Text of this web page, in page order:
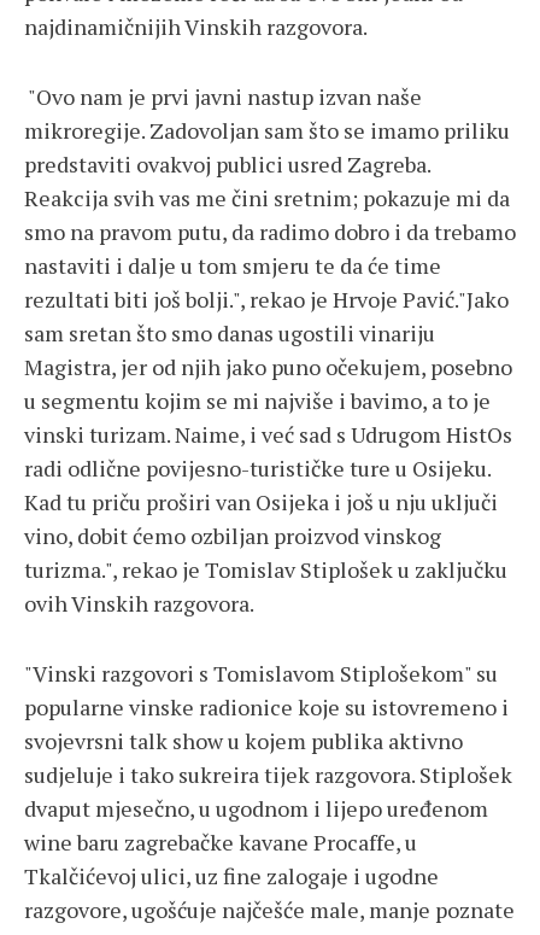
najdinamičnijih Vinskih razgovora.
"Ovo nam je prvi javni nastup izvan naše
mikroregije. Zadovoljan sam što se imamo priliku
predstaviti ovakvoj publici usred Zagreba.
Reakcija svih vas me čini sretnim; pokazuje mi da
smo na pravom putu, da radimo dobro i da trebamo
nastaviti i dalje u tom smjeru te da će time
rezultati biti još bolji.", rekao je Hrvoje Pavić."Jako
sam sretan što smo danas ugostili vinariju
Magistra, jer od njih jako puno očekujem, posebno
u segmentu kojim se mi najviše i bavimo, a to je
vinski turizam. Naime, i već sad s Udrugom HistOs
radi odlične povijesno-turističke ture u Osijeku.
Kad tu priču proširi van Osijeka i još u nju uključi
vino, dobit ćemo ozbiljan proizvod vinskog
turizma.", rekao je Tomislav Stiplošek u zaključku
ovih Vinskih razgovora.
"Vinski razgovori s Tomislavom Stiplošekom" su
popularne vinske radionice koje su istovremeno i
svojevrsni talk show u kojem publika aktivno
sudjeluje i tako sukreira tijek razgovora. Stiplošek
dvaput mjesečno, u ugodnom i lijepo uređenom
wine baru zagrebačke kavane Procaffe, u
Tkalčićevoj ulici, uz fine zalogaje i ugodne
razgovore, ugošćuje najčešće male, manje poznate